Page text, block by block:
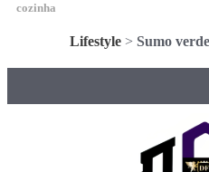
cozinha
Lifestyle > Sumo